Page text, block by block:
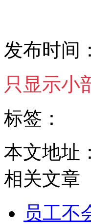
发布时间
只显示小
标签：
本文地址
相关文章
员工不